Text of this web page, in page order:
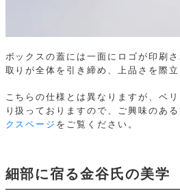
ボックスの蓋には一面にロゴが印刷
取りが全体を引き締め、上品さを際立
こちらの仕様とは異なりますが、ベ
り扱っておりますので、ご興味のあ
クスページ をご覧ください。
細部に宿る金谷氏の美学